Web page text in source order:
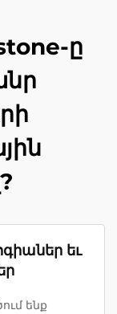
ը
եւ
ենք